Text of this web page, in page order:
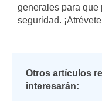
generales para que
seguridad.
Otros artículos
interesarán: